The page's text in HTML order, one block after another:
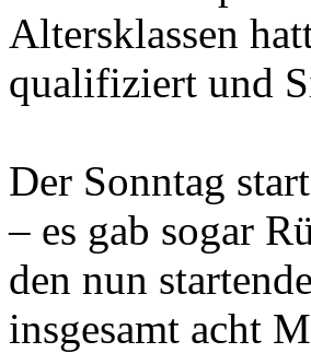
Altersklassen
qualifiziert und
Der Sonntag
– es gab sogar
den nun
insgesamt acht